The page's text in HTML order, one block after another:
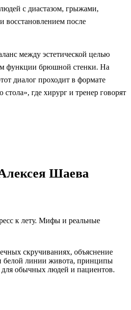
с диастазом, грыжами,
восстановлением после
между эстетической целью
функции брюшной стенки. На
диалог проходит в формате
где хирург и тренер говорят
Шаева
к лету. Мифы и реальные
скручиваниях, объяснение
белой линии живота, принципы
для обычных людей и пациентов.